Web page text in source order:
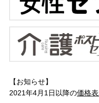
【お知らせ】
2021年4月1日以降の価格